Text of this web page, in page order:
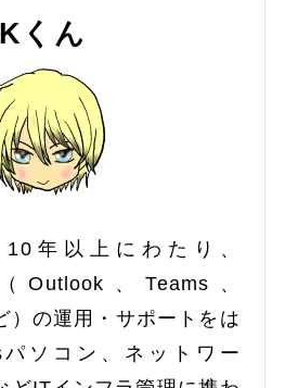
Kくん
年以上にわたり、
Outlook、Teams、
）の運用・サポートをは
パソコン、ネットワー